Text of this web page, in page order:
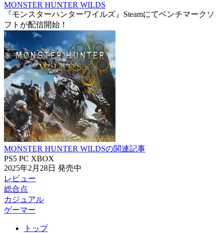
MONSTER HUNTER WILDS
『モンスターハンターワイルズ』Steamにてベンチマークソ
フトが配信開始！
MONSTER HUNTER WILDSの関連記事
PS5 PC XBOX
2025年2月28日 発売中
レビュー
総合点
カジュアル
ゲーマー
トップ